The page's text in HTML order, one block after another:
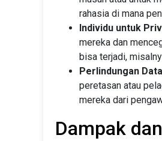
rahasia di mana
Individu untuk
mereka dan
bisa terjadi,
Perlindungan
peretasan atau
mereka dari
Dampak